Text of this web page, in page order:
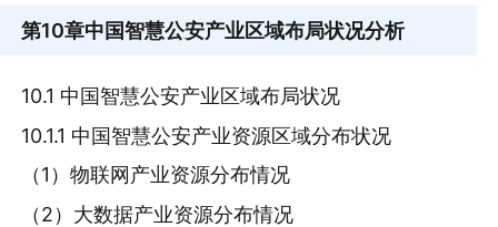
第10章中国智慧公安产业区域布局状况分析
10.1 中国智慧公安产业区域布局状况
10.1.1 中国智慧公安产业资源区域分布状况
（1）物联网产业资源分布情况
（2）大数据产业资源分布情况